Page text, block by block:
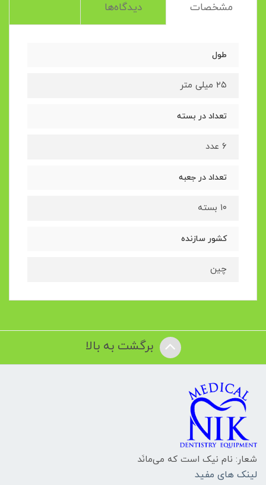
مشخصات دیدگاه‌ها
طول
۲۵ میلی متر
تعداد در بسته
۶ عدد
تعداد در جعبه
۱۰ بسته
کشور سازنده
چین
برگشت به بالا
شعار: نام نیک است که می‌مانَد
لینک های مفید